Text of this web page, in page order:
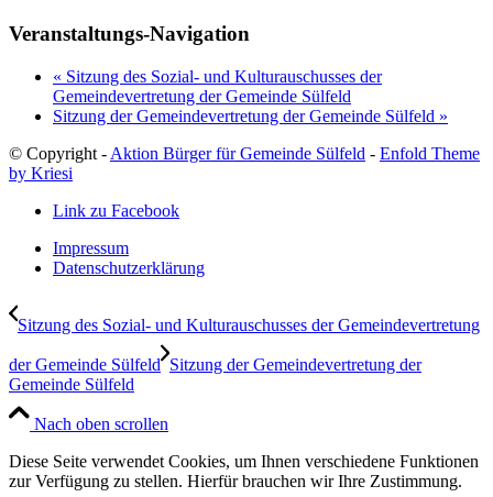
Veranstaltungs-Navigation
« Sitzung des Sozial- und Kulturauschusses der
Gemeindevertretung der Gemeinde Sülfeld
Sitzung der Gemeindevertretung der Gemeinde Sülfeld »
© Copyright - Aktion Bürger für Gemeinde Sülfeld - Enfold Theme
by Kriesi
Link zu Facebook
Impressum
Datenschutzerklärung
Sitzung des Sozial- und Kulturauschusses der Gemeindevertretung
der Gemeinde Sülfeld Sitzung der Gemeindevertretung der
Gemeinde Sülfeld
Nach oben scrollen
Diese Seite verwendet Cookies, um Ihnen verschiedene Funktionen
zur Verfügung zu stellen. Hierfür brauchen wir Ihre Zustimmung.